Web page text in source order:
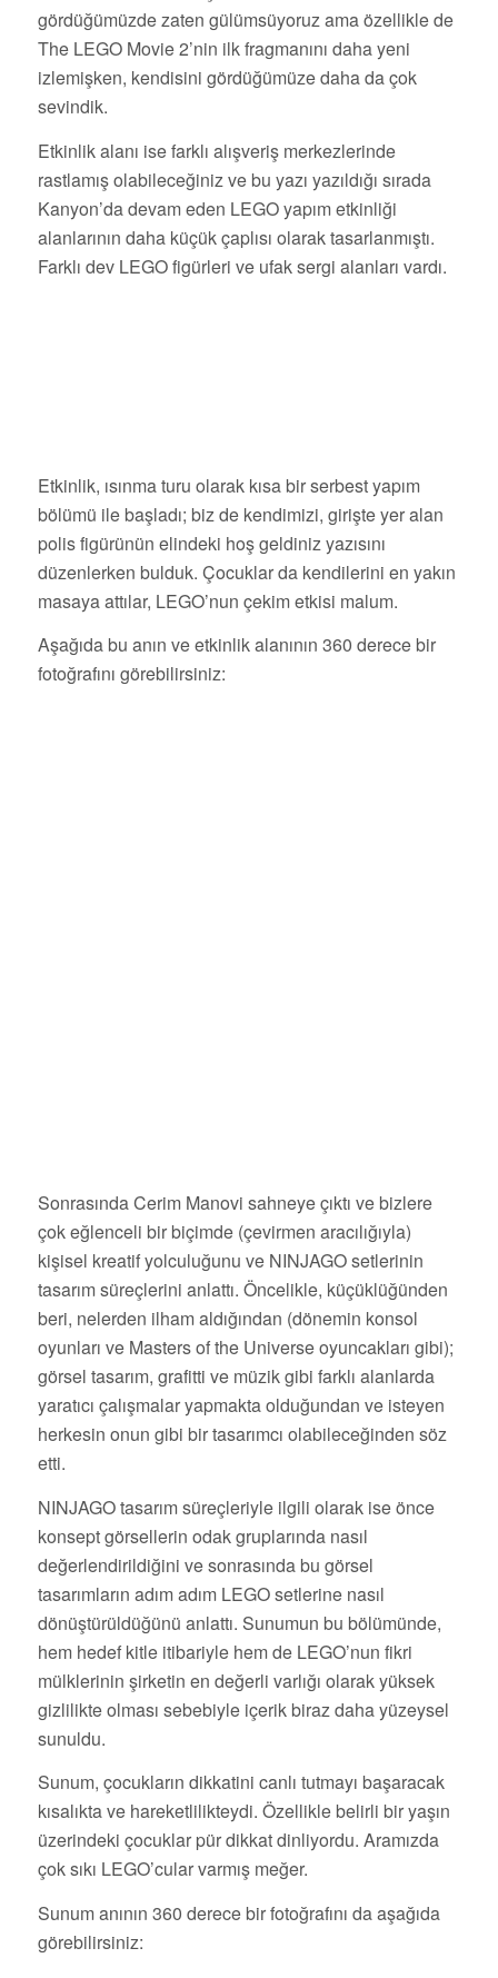
gördüğümüzde zaten gülümsüyoruz ama özellikle de
The LEGO Movie 2’nin ilk fragmanını daha yeni
izlemişken, kendisini gördüğümüze daha da çok
sevindik.
Etkinlik alanı ise farklı alışveriş merkezlerinde
rastlamış olabileceğiniz ve bu yazı yazıldığı sırada
Kanyon’da devam eden LEGO yapım etkinliği
alanlarının daha küçük çaplısı olarak tasarlanmıştı.
Farklı dev LEGO figürleri ve ufak sergi alanları vardı.
Etkinlik, ısınma turu olarak kısa bir serbest yapım
bölümü ile başladı; biz de kendimizi, girişte yer alan
polis figürünün elindeki hoş geldiniz yazısını
düzenlerken bulduk. Çocuklar da kendilerini en yakın
masaya attılar, LEGO’nun çekim etkisi malum.
Aşağıda bu anın ve etkinlik alanının 360 derece bir
fotoğrafını görebilirsiniz:
Sonrasında Cerim Manovi sahneye çıktı ve bizlere
çok eğlenceli bir biçimde (çevirmen aracılığıyla)
kişisel kreatif yolculuğunu ve NINJAGO setlerinin
tasarım süreçlerini anlattı. Öncelikle, küçüklüğünden
beri, nelerden ilham aldığından (dönemin konsol
oyunları ve Masters of the Universe oyuncakları gibi);
görsel tasarım, grafitti ve müzik gibi farklı alanlarda
yaratıcı çalışmalar yapmakta olduğundan ve isteyen
herkesin onun gibi bir tasarımcı olabileceğinden söz
etti.
NINJAGO tasarım süreçleriyle ilgili olarak ise önce
konsept görsellerin odak gruplarında nasıl
değerlendirildiğini ve sonrasında bu görsel
tasarımların adım adım LEGO setlerine nasıl
dönüştürüldüğünü anlattı. Sunumun bu bölümünde,
hem hedef kitle itibariyle hem de LEGO’nun fikri
mülklerinin şirketin en değerli varlığı olarak yüksek
gizlilikte olması sebebiyle içerik biraz daha yüzeysel
sunuldu.
Sunum, çocukların dikkatini canlı tutmayı başaracak
kısalıkta ve hareketlilikteydi. Özellikle belirli bir yaşın
üzerindeki çocuklar pür dikkat dinliyordu. Aramızda
çok sıkı LEGO’cular varmış meğer.
Sunum anının 360 derece bir fotoğrafını da aşağıda
görebilirsiniz: